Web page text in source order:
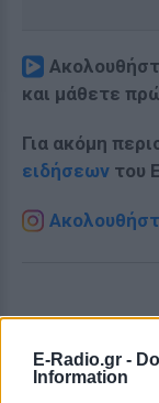
E-Radio.gr -
Information
και μάθετε
Για ακόμη
ειδήσεων του